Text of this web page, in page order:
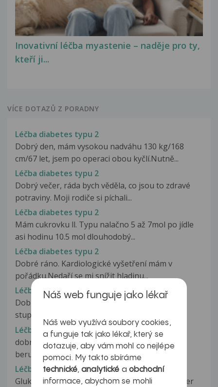
Inovativní léčba myastenie – naděje pro ty,
kteří ji...
VÍCE DOTAZŮ Z PORADNY
Léčba diabetes typu 2
Dobrý den, mám vysokou nadváhu 130 kg/168
cm/67 let, jsem po operaci obou kyčlí.Nutně...
Léčba diabetes typu 2
Dobrý večer, ráda bych věděla, co jsou to zdravé
potraviny. Moji rodiče si píchali...
Léčba diabetes typu 2
Mám cukrovku ll. Typu nalačno 5 až 7mol po jídle
asi hodinu 10.5 mol dlouhodobý...
Léčba diabetes typu 2
Dobré ráno. Kardiologické vyšetření mám v
pořádku.Nedaří se mi snížit hladinu...
Léčba diabetes typu 2
Dobrý den paní doktorko Ja mám diabetes II
stupně . V květnu to bude čtvrty...
Léčba diabetes typu 2
dobry večer lečim se již 5 let s cukrovkou typu2
beru leky glucophage 500mg...
Léčba diabetes typu 2
Glukophage beru 850mg vždy ráno po jídle večer
Náš web funguje jako lékař
Náš web využívá soubory cookies,
a funguje tak jako lékař, který se
dotazuje, aby vám mohl co nejlépe
pomoci. My takto sbíráme
technické,analytické a obchodní
informace, abychom se mohli